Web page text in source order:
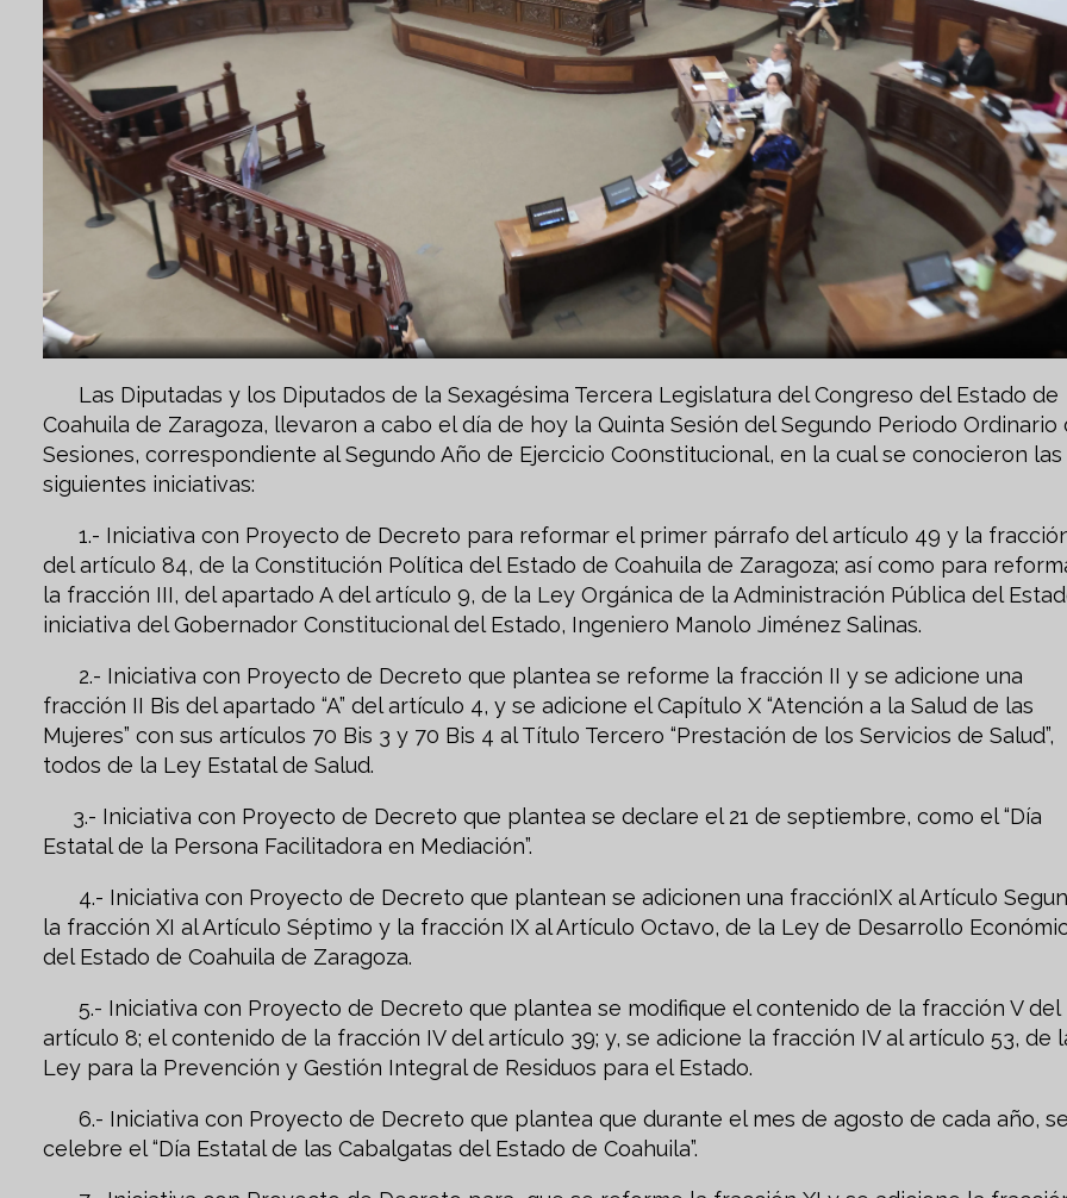
Las Diputadas y los Diputados de la Sexagésima Tercera Legislatura del Congreso del Estado de
Coahuila de Zaragoza, llevaron a cabo el día de hoy la Quinta Sesión del Segundo Periodo Ordinario
Sesiones, correspondiente al Segundo Año de Ejercicio Co0nstitucional, en la cual se conocieron las
siguientes iniciativas:
1.- Iniciativa con Proyecto de Decreto para reformar el primer párrafo del artículo 49 y la
del artículo 84, de la Constitución Política del Estado de Coahuila de Zaragoza; así como para
la fracción III, del apartado A del artículo 9, de la Ley Orgánica de la Administración Pública del
iniciativa del Gobernador Constitucional del Estado, Ingeniero Manolo Jiménez Salinas.
2.- Iniciativa con Proyecto de Decreto que plantea se reforme la fracción II y se adicione una
fracción II Bis del apartado “A” del artículo 4, y se adicione el Capítulo X “Atención a la Salud de las
Mujeres” con sus artículos 70 Bis 3 y 70 Bis 4 al Título Tercero “Prestación de los Servicios de Salud”,
todos de la Ley Estatal de Salud.
3.- Iniciativa con Proyecto de Decreto que plantea se declare el 21 de septiembre, como el “Día
Estatal de la Persona Facilitadora en Mediación”.
4.- Iniciativa con Proyecto de Decreto que plantean se adicionen una fracciónIX al Artículo
la fracción XI al Artículo Séptimo y la fracción IX al Artículo Octavo, de la Ley de Desarrollo
del Estado de Coahuila de Zaragoza.
5.- Iniciativa con Proyecto de Decreto que plantea se modifique el contenido de la fracción V del
artículo 8; el contenido de la fracción IV del artículo 39; y, se adicione la fracción IV al artículo 53, de
Ley para la Prevención y Gestión Integral de Residuos para el Estado.
6.- Iniciativa con Proyecto de Decreto que plantea que durante el mes de agosto de cada año, se
celebre el “Día Estatal de las Cabalgatas del Estado de Coahuila”.